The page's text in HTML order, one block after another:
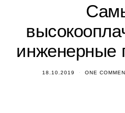
инженерные
18.10.2019 ONE